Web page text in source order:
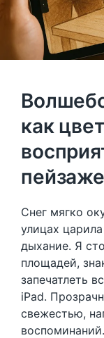
как
Снег мягко
улицах
дыхание. Я
площадей,
запечатлеть
iPad.
свежестью,